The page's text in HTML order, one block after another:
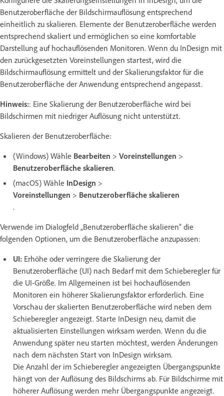
Benutzeroberfläche der Bildschirmauflösung entsprechend
einheitlich zu skalieren. Elemente der Benutzeroberfläche werden
entsprechend skaliert und ermöglichen so eine komfortable
Darstellung auf hochauflösenden Monitoren. Wenn du InDesign mit
den zurückgesetzten Voreinstellungen startest, wird die
Bildschirmauflösung ermittelt und der Skalierungsfaktor für die
Benutzeroberfläche der Anwendung entsprechend angepasst.
Hinweis:: Eine Skalierung der Benutzeroberfläche wird bei
Bildschirmen mit niedriger Auflösung nicht unterstützt.
Skalieren der Benutzeroberfläche:
(Windows) Wähle Bearbeiten > Voreinstellungen >
Benutzeroberfläche skalieren.
(macOS) Wähle InDesign >
Voreinstellungen > Benutzeroberfläche skalieren
.
Verwende im Dialogfeld „Benutzeroberfläche skalieren” die
folgenden Optionen, um die Benutzeroberfläche anzupassen:
UI: Erhöhe oder verringere die Skalierung der
Benutzeroberfläche (UI) nach Bedarf mit dem Schieberegler für
die UI-Größe. Im Allgemeinen ist bei hochauflösenden
Monitoren ein höherer Skalierungsfaktor erforderlich. Eine
Vorschau der skalierten Benutzeroberfläche wird neben dem
Schieberegler angezeigt. Starte InDesign neu, damit die
aktualisierten Einstellungen wirksam werden. Wenn du die
Anwendung später neu starten möchtest, werden Änderungen
nach dem nächsten Start von InDesign wirksam.
Die Anzahl der im Schieberegler angezeigten Übergangspunkte
hängt von der Auflösung des Bildschirms ab. Für Bildschirme mit
höherer Auflösung werden mehr Übergangspunkte angezeigt.